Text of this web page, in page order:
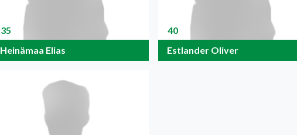
35
Heinämaa Elias
40
Estlander Oliver